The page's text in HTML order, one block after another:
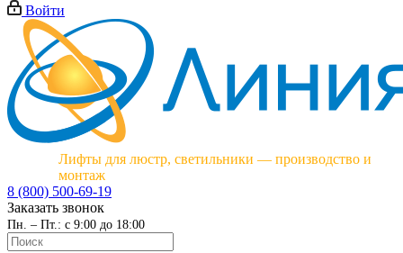
Войти
Лифты для люстр, светильники — производство и
монтаж
8 (800) 500-69-19
Заказать звонок
Пн. – Пт.: с 9:00 до 18:00